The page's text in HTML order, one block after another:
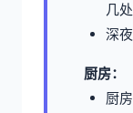
几
深
厨房：
厨